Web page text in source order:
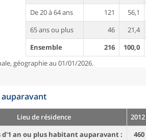
De 20 à 64 ans
121 56,1
65 ans ou plus
46 21,4
Ensemble
216 100,0
géographie au 01/01/2026.
auparavant
Lieu de résidence 2012
d'1 an ou plus habitant auparavant :
460